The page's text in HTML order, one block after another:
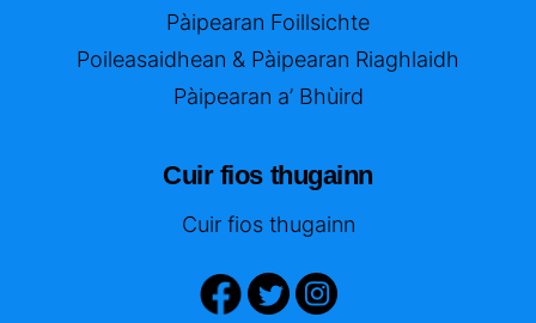
Pàipearan Foillsichte
Poileasaidhean & Pàipearan Riaghlaidh
Pàipearan a’ Bhùird
Cuir fios thugainn
Cuir fios thugainn